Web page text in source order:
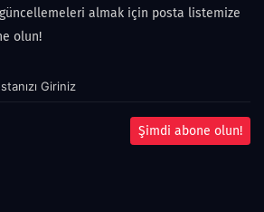
almak için posta listemize
olun!
Şimdi abone olun!